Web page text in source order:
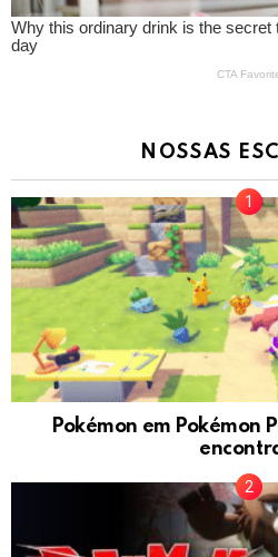
NOSSAS
Pokémon em Pokémon